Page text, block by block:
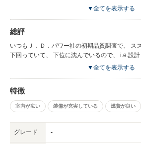
す。 専用の部品もたくさんあるみたいで、 個性的です
足元 乗り心地は悪いけど、後部座席の足元に
なかったです。 一部のコンパクトカーよりも余
ロックでドアミラーを自動で格納してくれた
て、 Ａ，Ｂセグメントのローグレードのクル
ゃない？とか、 思っちゃいました。 でも、
機能をつけなかったのか、 謎です。
もっと剛性がつよい設計をしてほしいです。
モデルのリヤシートに座ってると、 突き上げ
シートも、良いとは言えないです。 こんなも
のかもしれませんが。 ●ルームミラー 私がＤＲした多くのクルマのルー
す。 日本人は比較的眩しいのに強い人種らし
から、つけててほしいです。 ●Ａピラーの妨害感 ウインドスクリーンガ
ラスが 前方にあって、垂直に近いせいもある
とても邪魔です。 もうちょっと厚さを薄くし
ら、車体剛性が下がるかもだから、 難しいか
マのボデーは音を拡張させるスピーカーだーっ
▼全てを表示する
総評
いつもＪ．Ｄ．パワー社の初期品質調査で、 ス
下回っていて、 下位に沈んでいるので、 i.e.設計
にくいクルマのメーカーなんですが、 （↑軽自
品質不具合が少ない、 操作が使いにくいスイッ
びっくりです。 このクルマがすごく優秀なのか、 他の軽自動車が劣ってる
のか、よくわかんないですけど、 ユーザーが不
中では一番少ないクルマだってことは確かです。
▼全てを表示する
特徴
室内が広い 装備が充実している 燃費が良い
グレード -